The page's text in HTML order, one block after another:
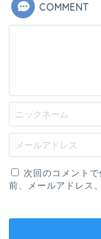
COMMENT
次回のコメント
前、メールアドレス